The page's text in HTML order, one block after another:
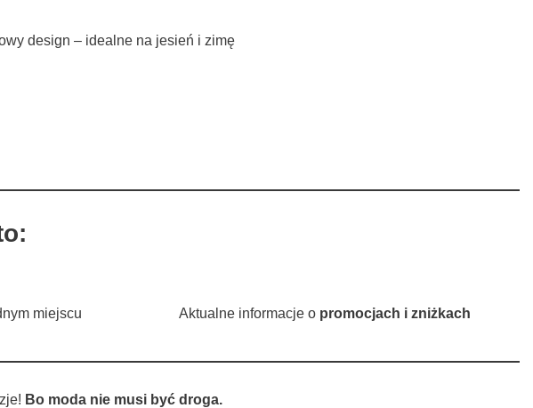
design – idealne na jesień i zimę
miejscu Aktualne informacje o promocjach i zniżkach
Bo moda nie musi być droga.